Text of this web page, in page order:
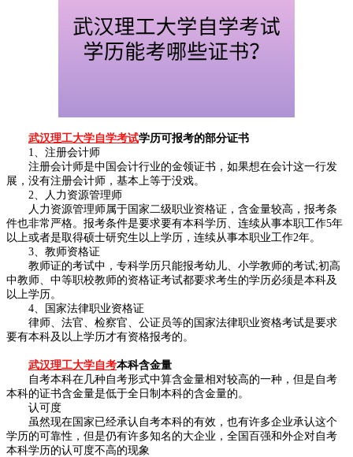
武汉理工大学自学考试学历可报考的部分证书
1、注册会计师
注册会计师是中国会计行业的金领证书，如果想在会计这一行发
展，没有注册会计师，基本上等于没戏。
2、人力资源管理师
人力资源管理师属于国家二级职业资格证，含金量较高，报考条
件也非常严格。报考条件是要求要有本科学历、连续从事本职工作5年
以上或者是取得硕士研究生以上学历，连续从事本职业工作2年。
3、教师资格证
教师证的考试中，专科学历只能报考幼儿、小学教师的考试;初高
中教师、中等职校教师的资格证考试都要求考生的学历必须是本科及
以上学历。
4、国家法律职业资格证
律师、法官、检察官、公证员等的国家法律职业资格考试是要求
要有本科及以上学历才有资格报考的。
武汉理工大学自考本科含金量
自考本科在几种自考形式中算含金量相对较高的一种，但是自考
本科的证书含金量是低于全日制本科的含金量的。
认可度
虽然现在国家已经承认自考本科的有效，也有许多企业承认这个
学历的可靠性，但是仍有许多知名的大企业，全国百强和外企对自考
本科学历的认可度不高的现象